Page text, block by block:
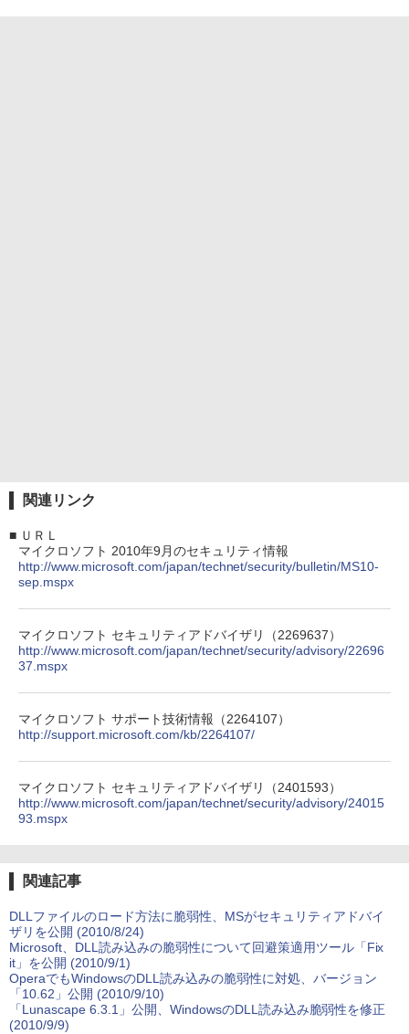
関連リンク
■ ＵＲＬ
マイクロソフト 2010年9月のセキュリティ情報
http://www.microsoft.com/japan/technet/security/bulletin/MS10-
sep.mspx
マイクロソフト セキュリティアドバイザリ（2269637）
http://www.microsoft.com/japan/technet/security/advisory/22696
37.mspx
マイクロソフト サポート技術情報（2264107）
http://support.microsoft.com/kb/2264107/
マイクロソフト セキュリティアドバイザリ（2401593）
http://www.microsoft.com/japan/technet/security/advisory/24015
93.mspx
関連記事
DLLファイルのロード方法に脆弱性、MSがセキュリティアドバイ
ザリを公開 (2010/8/24)
Microsoft、DLL読み込みの脆弱性について回避策適用ツール「Fix
it」を公開 (2010/9/1)
OperaでもWindowsのDLL読み込みの脆弱性に対処、バージョン
「10.62」公開 (2010/9/10)
「Lunascape 6.3.1」公開、WindowsのDLL読み込み脆弱性を修正
(2010/9/9)